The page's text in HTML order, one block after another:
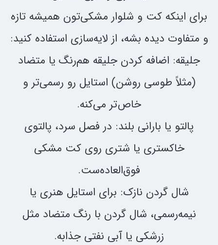
برای اینکه کت و شلوار مشکی‌تون همیشه تازه
و متفاوت دیده بشه، از لایه‌سازی استفاده کنید:
جلیقه: اضافه کردن جلیقه هم‌رنگ یا متضاد
(مثلاً طوسی روشن) استایل رو رسمی‌تر و
خاص‌تر می‌کنه.
پالتو یا بارانی بلند: در فصل سرد، پالتوی
خاکستری یا شتری روی کت مشکی
فوق‌العاده‌ست.
شال گردن نازک: برای استایل هنری یا
نیمه‌رسمی، شال گردن با رنگ متضاد مثل
زرشکی یا آبی نفتی جذابه.